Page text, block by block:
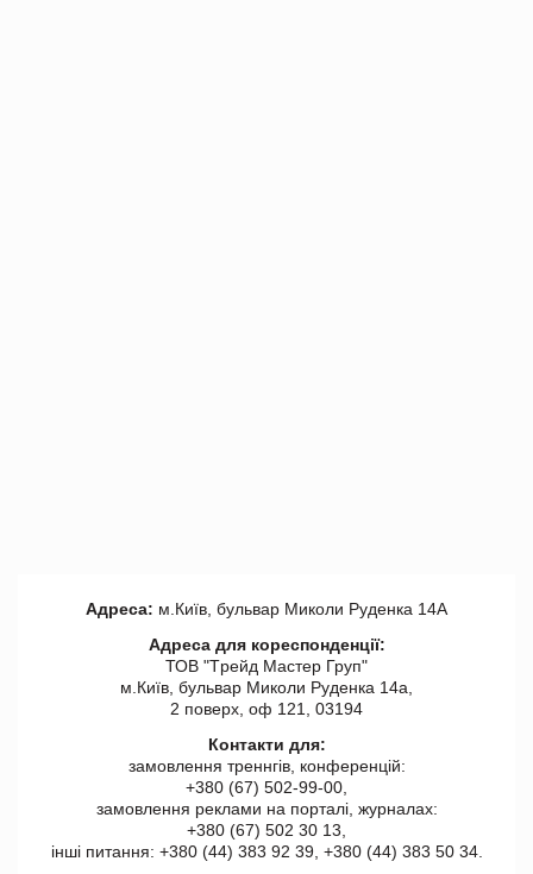
Адреса: м.Київ, бульвар Миколи Руденка 14А
Адреса для кореспонденції:
ТОВ "Tрейд Мастер Груп"
м.Київ, бульвар Миколи Руденка 14а,
2 поверх, оф 121, 03194
Контакти для:
замовлення треннгів, конференцій:
+380 (67) 502-99-00,
замовлення реклами на порталі, журналах:
+380 (67) 502 30 13,
інші питання: +380 (44) 383 92 39, +380 (44) 383 50 34.